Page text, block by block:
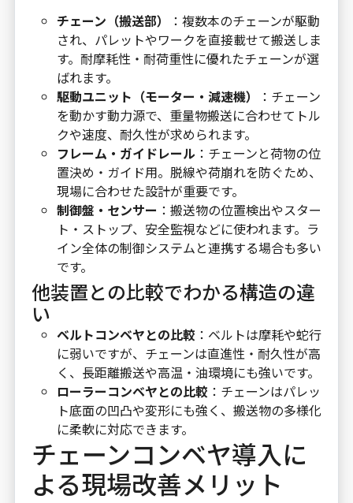
チェーン（搬送部）
：複数本のチェーンが駆動
され、パレットやワークを直接載せて搬送しま
す。耐摩耗性・耐荷重性に優れたチェーンが選
ばれます。
駆動ユニット（モーター・減速機）
：チェーン
を動かす動力源で、重量物搬送に合わせてトル
クや速度、耐久性が求められます。
フレーム・ガイドレール ：チェーンと荷物の位
置決め・ガイド用。脱線や荷崩れを防ぐため、
現場に合わせた設計が重要です。
制御盤・センサー ：搬送物の位置検出やスター
ト・ストップ、安全監視などに使われます。ラ
イン全体の制御システムと連携する場合も多い
です。
他装置との比較でわかる構造の違
い
ベルトコンベヤとの比較 ：ベルトは摩耗や蛇行
に弱いですが、チェーンは直進性・耐久性が高
く、長距離搬送や高温・油環境にも強いです。
ローラーコンベヤとの比較 ：チェーンはパレッ
ト底面の凹凸や変形にも強く、搬送物の多様化
に柔軟に対応できます。
チェーンコンベヤ導入に
よる現場改善メリット